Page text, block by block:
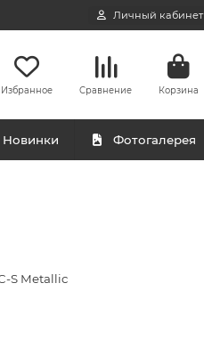
Личный кабинет
Избранное Сравнение Корзина
Новинки Фотогалерея
S Metallic